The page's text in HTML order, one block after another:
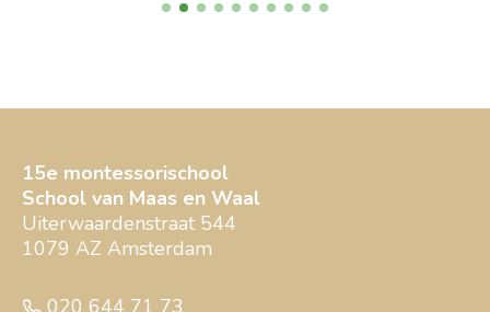
15e montessorischool
School van Maas en Waal
Uiterwaardenstraat 544
1079 AZ Amsterdam